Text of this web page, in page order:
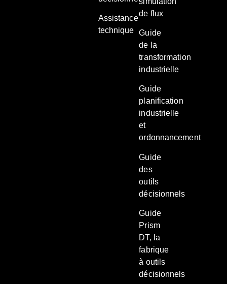
Assistance
technique
de flux
Guide
de la
transformation
industrielle
Guide
planification
industrielle
et
ordonnancement
Guide
des
outils
décisionnels
Guide
Prism
DT, la
fabrique
à outils
décisionnels